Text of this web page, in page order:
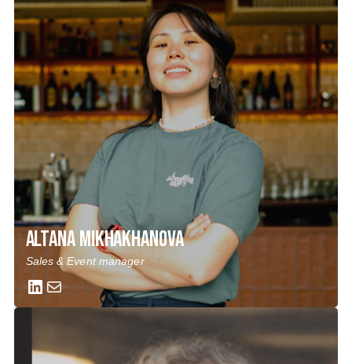
Altana Mikhakhanova
Sales & Event manager
LinkedIn Mail